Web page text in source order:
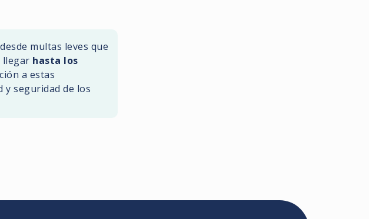
multas leves que
llegar hasta los
a estas
y seguridad de los